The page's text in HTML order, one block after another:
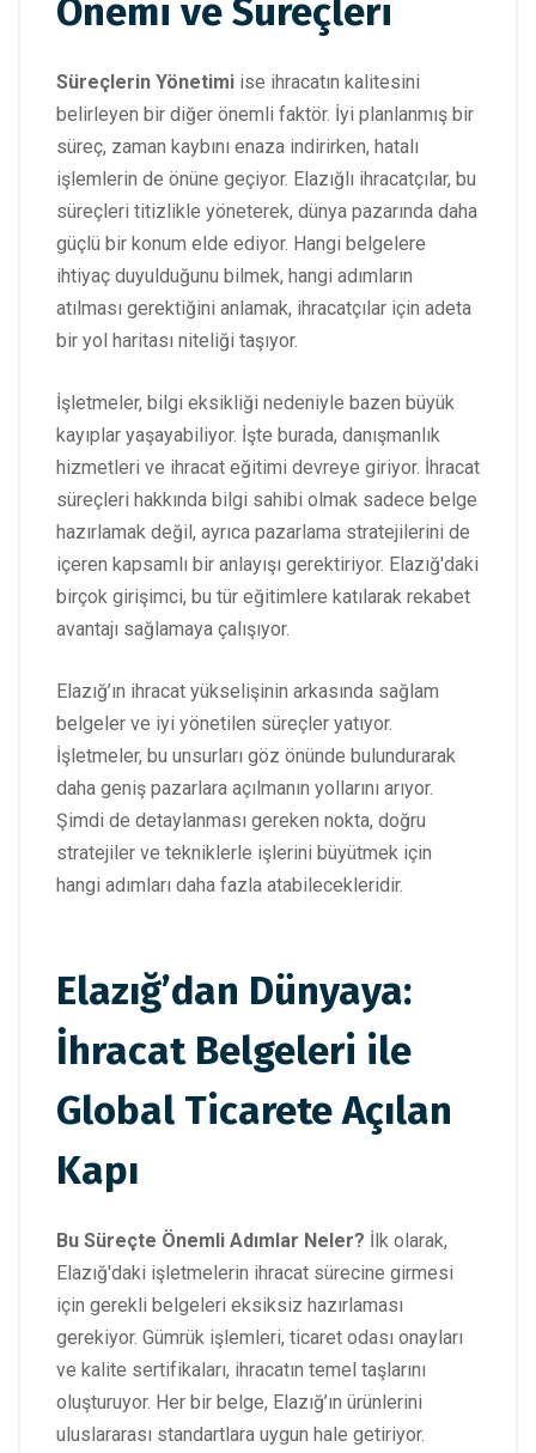
Önemi ve Süreçleri
Süreçlerin Yönetimi ise ihracatın kalitesini
belirleyen bir diğer önemli faktör. İyi planlanmış bir
süreç, zaman kaybını enaza indirirken, hatalı
işlemlerin de önüne geçiyor. Elazığlı ihracatçılar, bu
süreçleri titizlikle yöneterek, dünya pazarında daha
güçlü bir konum elde ediyor. Hangi belgelere
ihtiyaç duyulduğunu bilmek, hangi adımların
atılması gerektiğini anlamak, ihracatçılar için adeta
bir yol haritası niteliği taşıyor.
İşletmeler, bilgi eksikliği nedeniyle bazen büyük
kayıplar yaşayabiliyor. İşte burada, danışmanlık
hizmetleri ve ihracat eğitimi devreye giriyor. İhracat
süreçleri hakkında bilgi sahibi olmak sadece belge
hazırlamak değil, ayrıca pazarlama stratejilerini de
içeren kapsamlı bir anlayışı gerektiriyor. Elazığ'daki
birçok girişimci, bu tür eğitimlere katılarak rekabet
avantajı sağlamaya çalışıyor.
Elazığ’ın ihracat yükselişinin arkasında sağlam
belgeler ve iyi yönetilen süreçler yatıyor.
İşletmeler, bu unsurları göz önünde bulundurarak
daha geniş pazarlara açılmanın yollarını arıyor.
Şimdi de detaylanması gereken nokta, doğru
stratejiler ve tekniklerle işlerini büyütmek için
hangi adımları daha fazla atabilecekleridir.
Elazığ’dan Dünyaya:
İhracat Belgeleri ile
Global Ticarete Açılan
Kapı
Bu Süreçte Önemli Adımlar Neler? İlk olarak,
Elazığ'daki işletmelerin ihracat sürecine girmesi
için gerekli belgeleri eksiksiz hazırlaması
gerekiyor. Gümrük işlemleri, ticaret odası onayları
ve kalite sertifikaları, ihracatın temel taşlarını
oluşturuyor. Her bir belge, Elazığ’ın ürünlerini
uluslararası standartlara uygun hale getiriyor.